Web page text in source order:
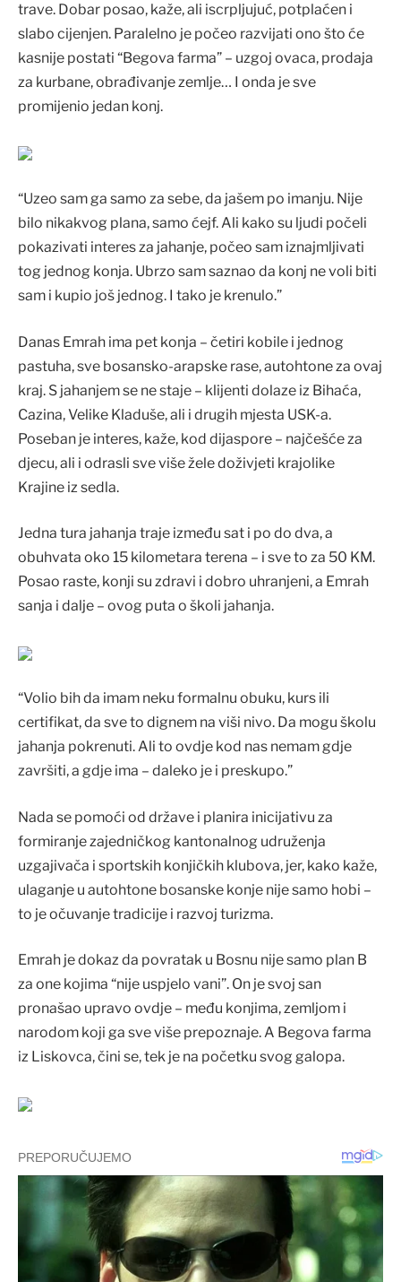
trave. Dobar posao, kaže, ali iscrpljujuć, potplaćen i
slabo cijenjen. Paralelno je počeo razvijati ono što će
kasnije postati “Begova farma” – uzgoj ovaca, prodaja
za kurbane, obrađivanje zemlje… I onda je sve
promijenio jedan konj.
“Uzeo sam ga samo za sebe, da jašem po imanju. Nije
bilo nikakvog plana, samo ćejf. Ali kako su ljudi počeli
pokazivati interes za jahanje, počeo sam iznajmljivati
tog jednog konja. Ubrzo sam saznao da konj ne voli biti
sam i kupio još jednog. I tako je krenulo.”
Danas Emrah ima pet konja – četiri kobile i jednog
pastuha, sve bosansko-arapske rase, autohtone za ovaj
kraj. S jahanjem se ne staje – klijenti dolaze iz Bihaća,
Cazina, Velike Kladuše, ali i drugih mjesta USK-a.
Poseban je interes, kaže, kod dijaspore – najčešće za
djecu, ali i odrasli sve više žele doživjeti krajolike
Krajine iz sedla.
Jedna tura jahanja traje između sat i po do dva, a
obuhvata oko 15 kilometara terena – i sve to za 50 KM.
Posao raste, konji su zdravi i dobro uhranjeni, a Emrah
sanja i dalje – ovog puta o školi jahanja.
“Volio bih da imam neku formalnu obuku, kurs ili
certifikat, da sve to dignem na viši nivo. Da mogu školu
jahanja pokrenuti. Ali to ovdje kod nas nemam gdje
završiti, a gdje ima – daleko je i preskupo.”
Nada se pomoći od države i planira inicijativu za
formiranje zajedničkog kantonalnog udruženja
uzgajivača i sportskih konjičkih klubova, jer, kako kaže,
ulaganje u autohtone bosanske konje nije samo hobi –
to je očuvanje tradicije i razvoj turizma.
Emrah je dokaz da povratak u Bosnu nije samo plan B
za one kojima “nije uspjelo vani”. On je svoj san
pronašao upravo ovdje – među konjima, zemljom i
narodom koji ga sve više prepoznaje. A Begova farma
iz Liskovca, čini se, tek je na početku svog galopa.